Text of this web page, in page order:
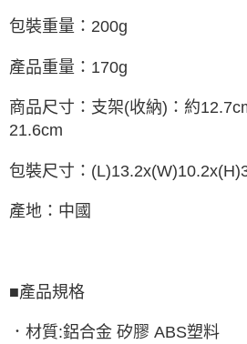
包裝重量：200g
產品重量：170g
商品尺寸：支架(收納)：約
21.6cm
包裝尺寸：
產地：中國
■產品規格
．材質:鋁合金 矽膠 ABS塑料